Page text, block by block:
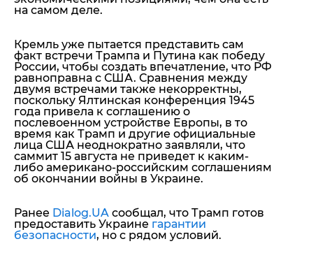
на самом деле.
Кремль уже пытается представить сам
факт встречи Трампа и Путина как победу
России, чтобы создать впечатление, что РФ
равноправна с США. Сравнения между
двумя встречами также некорректны,
поскольку Ялтинская конференция 1945
года привела к соглашению о
послевоенном устройстве Европы, в то
время как Трамп и другие официальные
лица США неоднократно заявляли, что
саммит 15 августа не приведет к каким-
либо американо-российским соглашениям
об окончании войны в Украине.
Ранее Dialog.UA сообщал, что Трамп готов
предоставить Украине гарантии
безопасности, но с рядом условий.